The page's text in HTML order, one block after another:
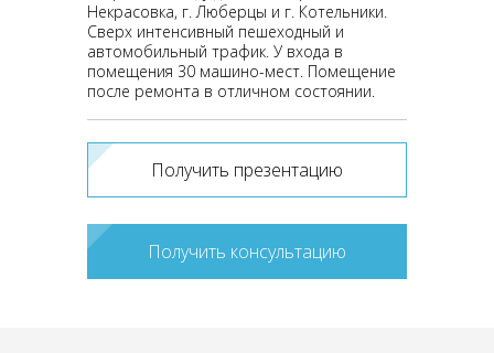
Некрасовка, г. Люберцы и г. Котельники.
Сверх интенсивный пешеходный и
автомобильный трафик. У входа в
помещения 30 машино-мест. Помещение
после ремонта в отличном состоянии.
Получить презентацию
Получить консультацию